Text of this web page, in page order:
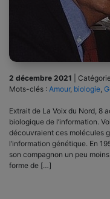
2 décembre 2021
Mots-clés : Amour, biologie
Extrait de La Voix du Nord, 8
biologique de l’information.
découvraient ces molécules
l’information génétique. En
son compagnon un peu
forme de […]